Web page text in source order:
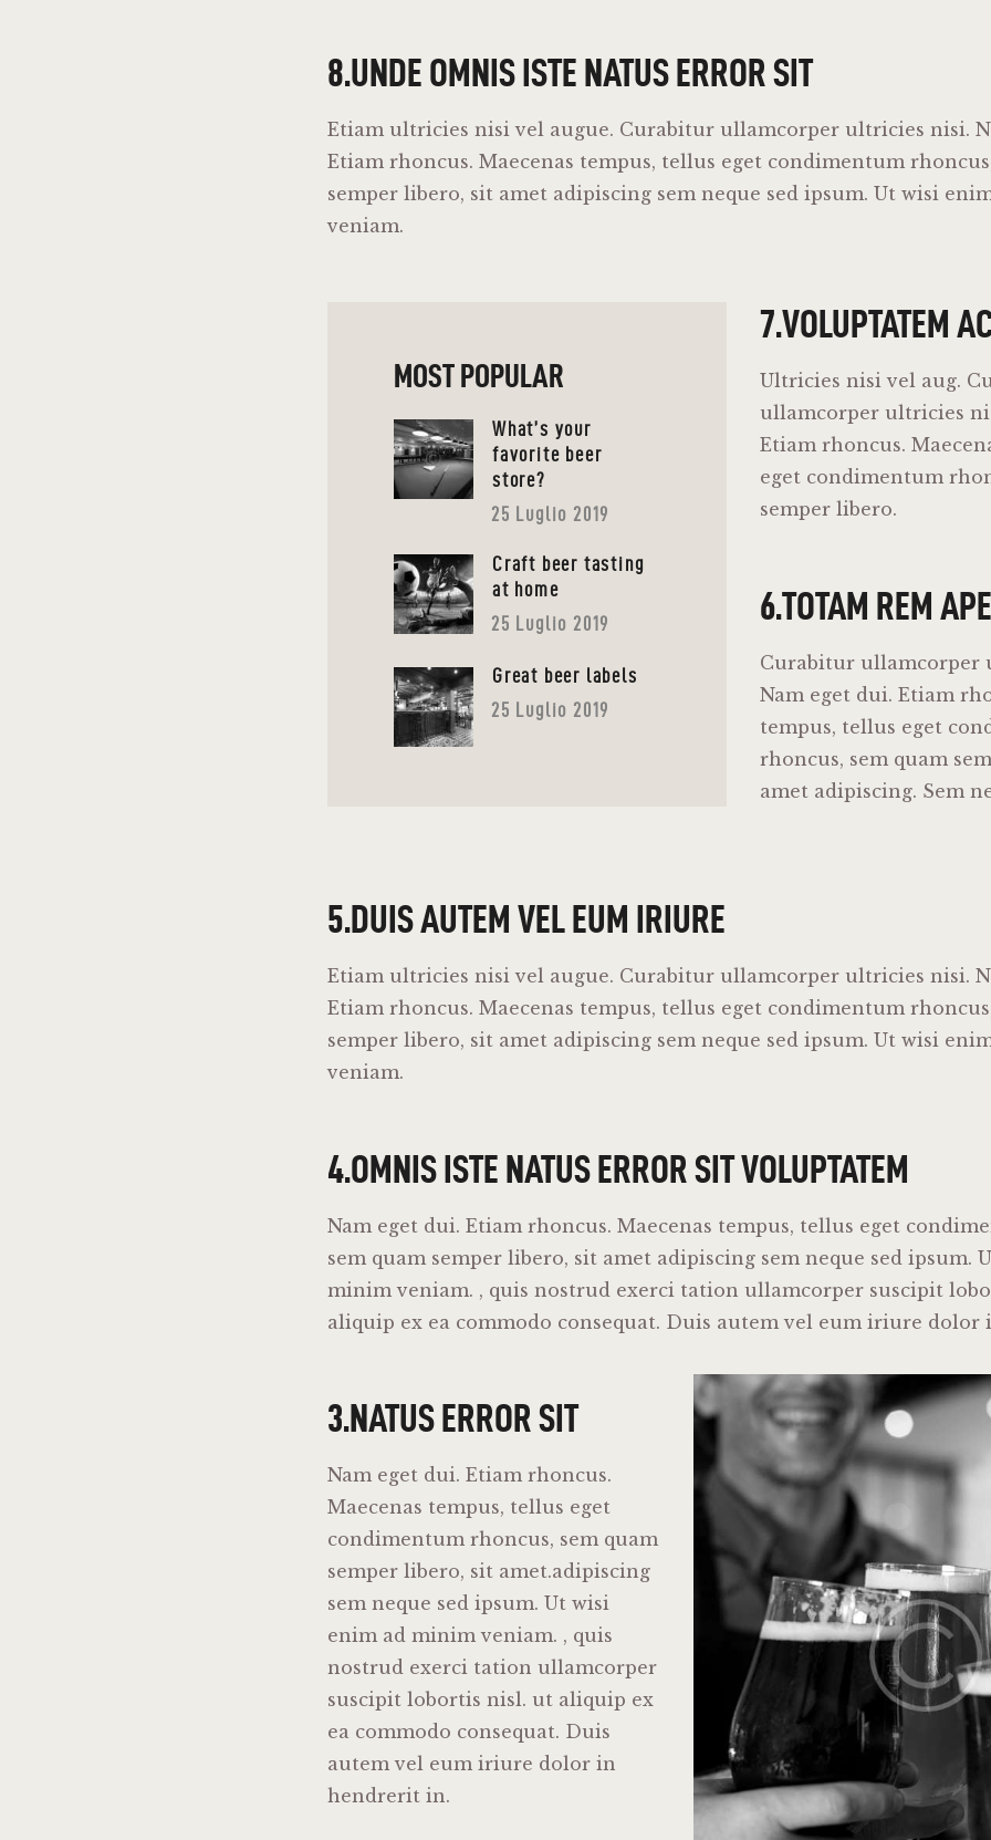
8.UNDE OMNIS ISTE NATUS ERROR SIT
Etiam ultricies nisi vel augue. Curabitur ullamcorper ultricies nisi.
Etiam rhoncus. Maecenas tempus, tellus eget condimentum
semper libero, sit amet adipiscing sem neque sed ipsum. Ut wisi
veniam.
MOST POPULAR
What’s your
favorite beer
store?
25 Luglio 2019
Craft beer tasting
at home
25 Luglio 2019
Great beer labels
25 Luglio 2019
7.VOLUPTATEM
Ultricies nisi vel aug.
ullamcorper ultricies
Etiam rhoncus.
eget condimentum
semper libero.
6.TOTAM REM
Curabitur ullamcorper
Nam eget dui. Etiam
tempus, tellus eget
rhoncus, sem quam
amet adipiscing. Sem
5.DUIS AUTEM VEL EUM IRIURE
Etiam ultricies nisi vel augue. Curabitur ullamcorper ultricies nisi.
Etiam rhoncus. Maecenas tempus, tellus eget condimentum
semper libero, sit amet adipiscing sem neque sed ipsum. Ut wisi
veniam.
4.OMNIS ISTE NATUS ERROR SIT VOLUPTATEM
Nam eget dui. Etiam rhoncus. Maecenas tempus, tellus eget
sem quam semper libero, sit amet adipiscing sem neque sed ipsum.
minim veniam. , quis nostrud exerci tation ullamcorper suscipit
aliquip ex ea commodo consequat. Duis autem vel eum iriure
3.NATUS ERROR SIT
Nam eget dui. Etiam rhoncus.
Maecenas tempus, tellus eget
condimentum rhoncus, sem quam
semper libero, sit amet.adipiscing
sem neque sed ipsum. Ut wisi
enim ad minim veniam. , quis
nostrud exerci tation ullamcorper
suscipit lobortis nisl. ut aliquip ex
ea commodo consequat. Duis
autem vel eum iriure dolor in
hendrerit in.